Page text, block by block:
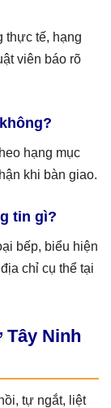
thực tế, hạng
viên báo rõ
hạng mục
khi bàn giao.
tin gì?
bếp, biểu hiện
chỉ cụ thể tại
Tây Ninh
tự ngắt, liệt